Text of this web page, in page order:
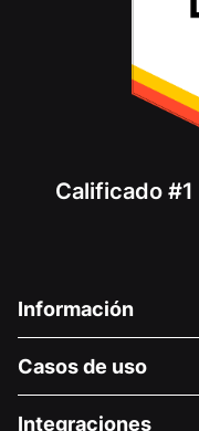
Calificado
Información
Acerca de nosotros
Casos de uso
Integraciones